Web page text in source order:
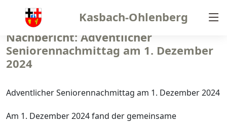
Kasbach-Ohlenberg
Nachbericht: Adventlicher
Seniorennachmittag am 1. Dezember
2024
Adventlicher Seniorennachmittag am 1. Dezember 2024
Am 1. Dezember 2024 fand der gemeinsame